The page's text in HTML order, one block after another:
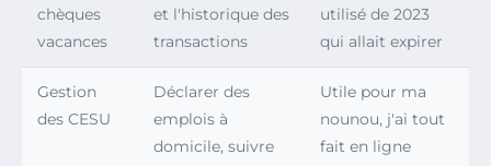
chèques
vacances
et l'historique des
transactions
utilisé de 2023
qui allait expirer
Gestion
des CESU
Déclarer des
emplois à
domicile, suivre
Utile pour ma
nounou, j'ai tout
fait en ligne